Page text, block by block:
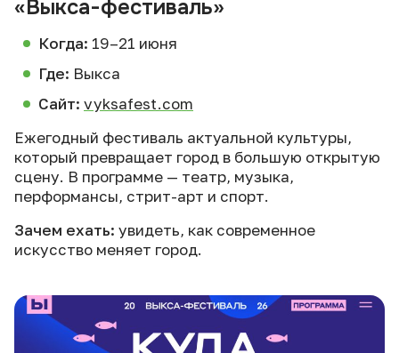
«Выкса-фестиваль»
Когда: 19–21 июня
Где: Выкса
Сайт: vyksafest.com
Ежегодный фестиваль актуальной культуры,
который превращает город в большую открытую
сцену. В программе — театр, музыка,
перформансы, стрит-арт и спорт.
Зачем ехать: увидеть, как современное
искусство меняет город.